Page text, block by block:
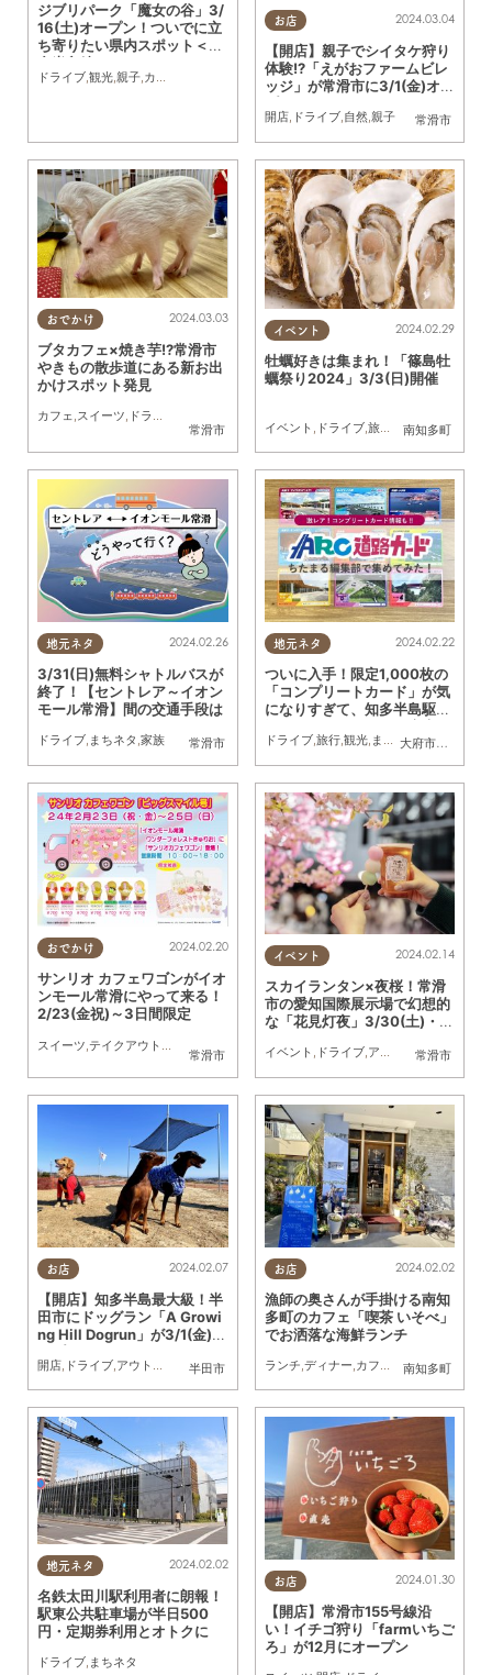
ジブリパーク「魔女の谷」3/
16(土)オープン！ついでに立
ち寄りたい県内スポット＜知
多半島編＞
ドライブ,観光,親子,カップル おひとりさま
お店
常滑市
2024.03.04
【開店】親子でシイタケ狩り
体験!?「えがおファームビレ
ッジ」が常滑市に3/1(金)オー
開店, ドライブ,自然,親子
おでかけ
常滑市
2024.03.03
ブタカフェ×焼き芋!?常滑市
やきもの散歩道にある新お出
かけスポット発見
カフェ,スイーツ, ドライブ
イベント
南知多町
2024.02.29
牡蠣好きは集まれ！「篠島牡
蠣祭り2024」3/3(日)開催
イベント ドライブ, 旅行 観光,自然
地元ネタ
常滑市
2024.02.26
3/31(日)無料シャトルバスが
終了！【セントレア～イオン
モール常滑】間の交通手段は
ドライブ, まちネタ ,家族
地元ネタ
大府市阿久比町
2024.02.22
ついに入手！限定1,000枚の
「コンプリートカード」が気
になりすぎて、知多半島駆け
ドライブ,旅行,観光, まちネタ ,ちたまる広
おでかけ
常滑市
2024.02.20
サンリオ カフェワゴンがイオ
ンモール常滑にやって来る！
2/23(金祝)～3日間限定
スイーツ テイクアウト イベント ドライブ 親子 ,家族
イベント
常滑市
2024.02.14
スカイランタン×夜桜！常滑
市の愛知国際展示場で幻想的
な「花見灯夜」3/30(土)・3
イベント , ドライブ,アウトドア ,家族
お店
半田市
2024.02.07
【開店】知多半島最大級！半
田市にドッグラン「A Growi
ng Hill Dogrun」が3/1(金)オ
開店, ドライブ,アウトドア 自然,まちネタ ペット
お店
南知多町
2024.02.02
漁師の奥さんが手掛ける南知
多町のカフェ「喫茶 いそべ」
でお洒落な海鮮ランチ
ランチ,ディナー,カフェ スイーツ,ドライ
地元ネタ 2024.02.02
名鉄太田川駅利用者に朗報！
駅東公共駐車場が半日500
円・定期券利用とオトクに
ドライブ, まちネタ
お店 2024.01.30
【開店】常滑市155号線沿
い！イチゴ狩り「farmいちご
ろ」が12月にオープン